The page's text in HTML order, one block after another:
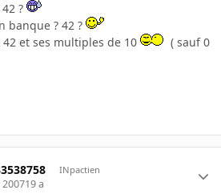
?
banque ? 42 ?
et ses multiples de 10
( sauf 0
INpactien
19 a